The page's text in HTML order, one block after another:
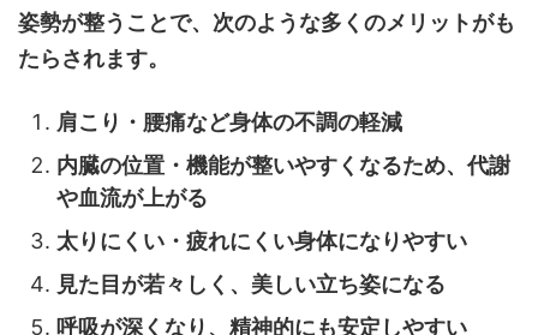
姿勢が整うことで、次のような多くのメリットがも
たらされます。
肩こり・腰痛など身体の不調の軽減
内臓の位置・機能が整いやすくなるため、代謝
や血流が上がる
太りにくい・疲れにくい身体になりやすい
見た目が若々しく、美しい立ち姿になる
呼吸が深くなり、精神的にも安定しやすい